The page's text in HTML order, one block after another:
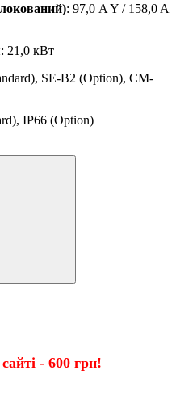
: 97,0 A Y / 158,0 A
: 21,0 кВт
SE-B2 (Option), CM-
IP66 (Option)
- 600 грн!